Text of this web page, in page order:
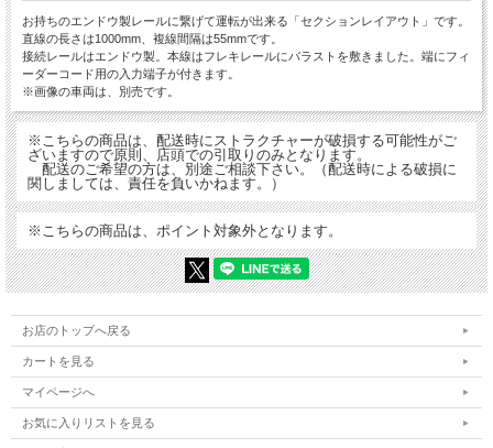
お持ちのエンドウ製レールに繋げて運転が出来る「セクションレイアウト」です。
直線の長さは1000mm、複線間隔は55mmです。
接続レールはエンドウ製。本線はフレキレールにバラストを敷きました。端にフィ
ーダーコード用の入力端子が付きます。
※画像の車両は、別売です。
※こちらの商品は、配送時にストラクチャーが破損する可能性がご
ざいますので原則、店頭での引取りのみとなります。
配送のご希望の方は、別途ご相談下さい。（配送時による破損に
関しましては、責任を負いかねます。）
※こちらの商品は、ポイント対象外となります。
お店のトップへ戻る
カートを見る
マイページへ
お気に入りリストを見る